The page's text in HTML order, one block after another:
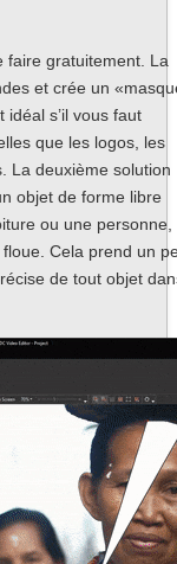
faire gratuitement. La
et crée un
idéal s’il vous faut
que les logos, les
La deuxième solution
objet de forme libre
ou une personne,
Cela prend un
de tout objet